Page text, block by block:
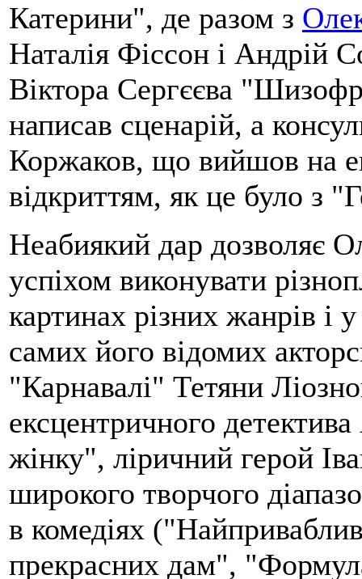
Катерини", де разом з
Наталія Фіссон і Андрій
Віктора Сергєєва
написав сценарій, а
Коржаков, що вийшов на
відкриттям, як це було з
Неабиякий дар дозволяє
успіхом виконувати
картинах різних жанрів і
самих його відомих
"Карнавалі" Тетяни
ексцентричного
жінку", ліричний герой
широкого творчого
в комедіях
прекрасних дам",